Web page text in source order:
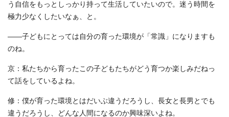
う自信をもっとしっかり持って生活していたいので。迷う時間を
極力少なくしたいなぁ、と。
――子どもにとっては自分の育った環境が「常識」になりますも
のね。
京：私たちから育ったこの子どもたちがどう育つか楽しみだねっ
て話をしているよね。
修：僕が育った環境とはだいぶ違うだろうし、長女と長男とでも
違うだろうし、どんな人間になるのか興味深いよね。